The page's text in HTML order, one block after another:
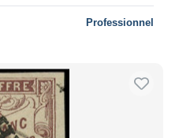
Professionnel